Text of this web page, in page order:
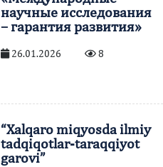
научные исследования
– гарантия развития»
26.01.2026 8
“Xalqaro miqyosda ilmiy
tadqiqotlar-taraqqiyot
garovi”